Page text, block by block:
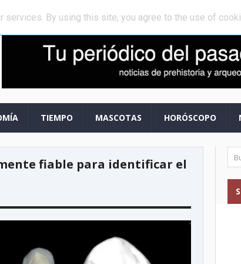
Muertes violentas entre los
TIEMPO MASCOTAS HORÓSCOPO
fiable para identificar el
By using this site, you agree to the use of